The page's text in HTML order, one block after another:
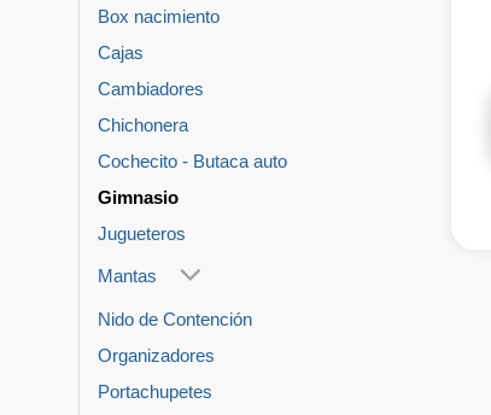
Box nacimiento
Cajas
Cambiadores
Chichonera
Cochecito - Butaca auto
Gimnasio
Jugueteros
Mantas
Nido de Contención
Organizadores
Portachupetes